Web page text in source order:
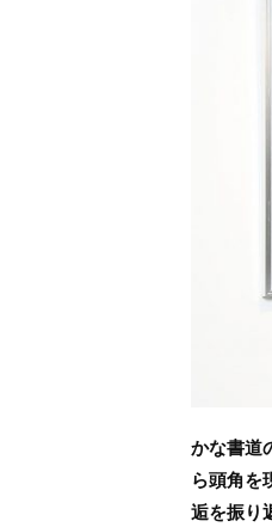
かな書道
ら頭角を
逅を振り